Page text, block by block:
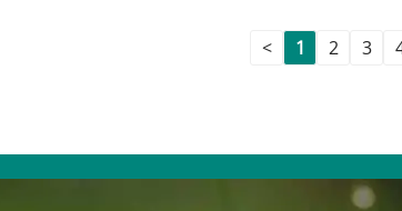
< 1 2 3